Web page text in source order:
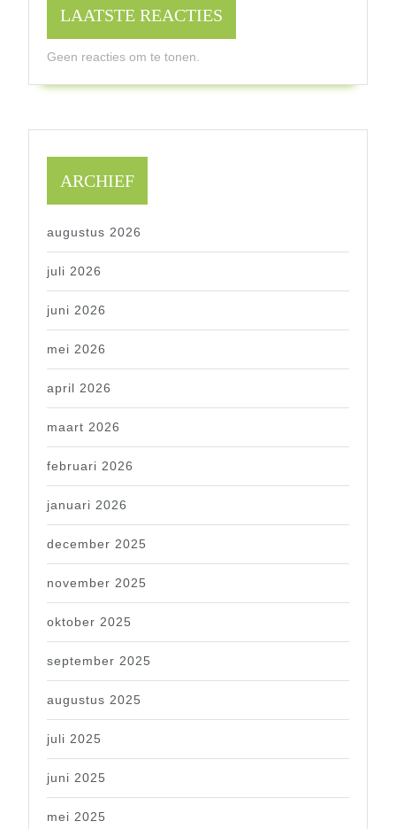
LAATSTE REACTIES
Geen reacties om te tonen.
ARCHIEF
augustus 2026
juli 2026
juni 2026
mei 2026
april 2026
maart 2026
februari 2026
januari 2026
december 2025
november 2025
oktober 2025
september 2025
augustus 2025
juli 2025
juni 2025
mei 2025